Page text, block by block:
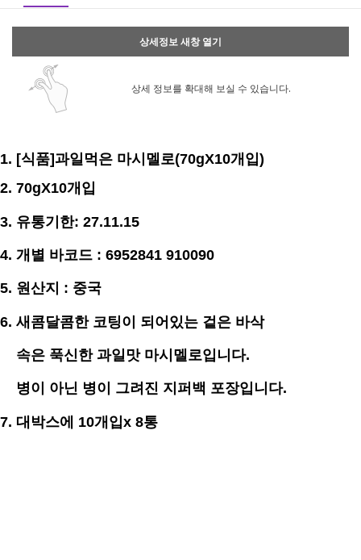
상세정보 새창 열기
상세 정보를 확대해 보실 수 있습니다.
1. [식품]과일먹은 마시멜로(70gX10개입)
2. 70gX10개입
3. 유통기한: 27.11.15
4. 개별 바코드 : 6952841 910090
5. 원산지 : 중국
6. 새콤달콤한 코팅이 되어있는 겉은 바삭
속은 푹신한 과일맛 마시멜로입니다.
병이 아닌 병이 그려진 지퍼백 포장입니다.
7. 대박스에 10개입x 8통